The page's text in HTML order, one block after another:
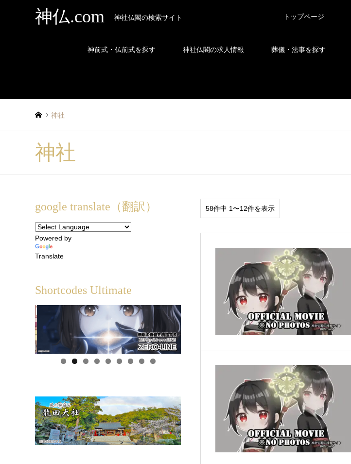
神仏.com 神社仏閣の検索サイト トップページ
神前式・仏前式を探す 神社仏閣の求人情報 葬儀・法事を探す
神社
神社
58件中 1〜12件を表示
google translate（翻訳）
Powered by
Translate
Shortcodes Ultimate